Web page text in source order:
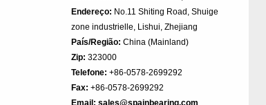
Endereço: No.11 Shiting Road, Shuige
zone industrielle, Lishui, Zhejiang
País/Região: China (Mainland)‎
Zip: 323000
Telefone: +86-0578-2699292
Fax: +86-0578-2699292
Email: sales@spainbearing.com